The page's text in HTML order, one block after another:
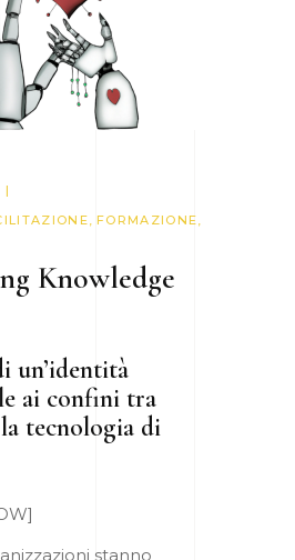
, FORMAZIONE,
Knowledge
un’identità
ai confini tra
tecnologia di
stanno